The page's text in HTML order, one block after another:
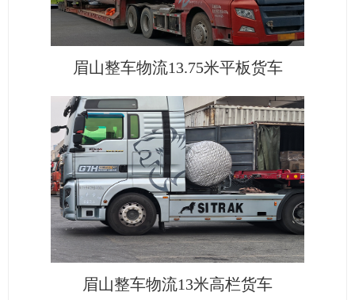
眉山整车物流13.75米平板货车
眉山整车物流13米高栏货车